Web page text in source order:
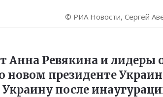
© РИА Новости, Сергей
Анна Ревякина и лидеры
новом президенте
после